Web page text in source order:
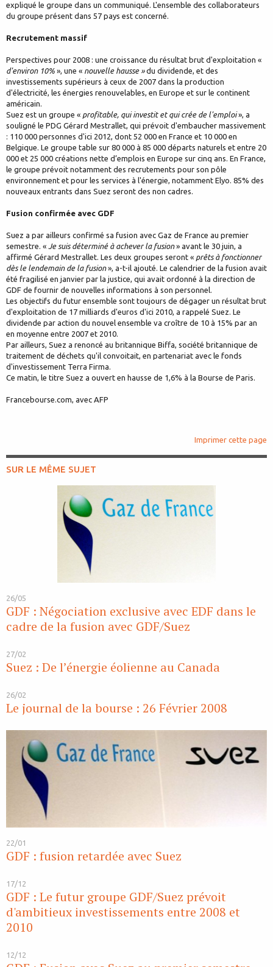
expliqué le groupe dans un communiqué. L'ensemble des collaborateurs
du groupe présent dans 57 pays est concerné.
Recrutement massif
Perspectives pour 2008 : une croissance du résultat brut d'exploitation «
d'environ 10% », une « nouvelle hausse »du dividende, et des
investissements supérieurs à ceux de 2007 dans la production
d'électricité, les énergies renouvelables, en Europe et sur le continent
américain.
Suez est un groupe « profitable, qui investit et qui crée de l'emploi», a
souligné le PDG Gérard Mestrallet, qui prévoit d'embaucher massivement
: 110 000 personnes d'ici 2012, dont 52 000 en France et 10 000 en
Belgique. Le groupe table sur 80 000 à 85 000 départs naturels et entre 20
000 et 25 000 créations nette d’emplois en Europe sur cinq ans. En France,
le groupe prévoit notamment des recrutements pour son pôle
environnement et pour les services à l'énergie, notamment Elyo. 85% des
nouveaux entrants dans Suez seront des non cadres.
Fusion confirmée avec GDF
Suez a par ailleurs confirmé sa fusion avec Gaz de France au premier
semestre. « Je suis déterminé à achever la fusion» avant le 30 juin, a
affirmé Gérard Mestrallet. Les deux groupes seront « prêts à fonctionner
dès le lendemain de la fusion», a-t-il ajouté. Le calendrier de la fusion avait
été fragilisé en janvier par la justice, qui avait ordonné à la direction de
GDF de fournir de nouvelles informations à son personnel.
Les objectifs du futur ensemble sont toujours de dégager un résultat brut
d'exploitation de 17 milliards d'euros d'ici 2010, a rappelé Suez. Le
dividende par action du nouvel ensemble va croître de 10 à 15% par an
en moyenne entre 2007 et 2010.
Par ailleurs, Suez a renoncé au britannique Biffa, société britannique de
traitement de déchets qu'il convoitait, en partenariat avec le fonds
d'investissement Terra Firma.
Ce matin, le titre Suez a ouvert en hausse de 1,6% à la Bourse de Paris.
Francebourse.com, avec AFP
Imprimer cette page
SUR LE MÊME SUJET
26/05
GDF : Négociation exclusive avec EDF dans le
cadre de la fusion avec GDF/Suez
27/02
Suez : De l’énergie éolienne au Canada
26/02
Le journal de la bourse : 26 Février 2008
22/01
GDF : fusion retardée avec Suez
17/12
GDF : Le futur groupe GDF/Suez prévoit
d'ambitieux investissements entre 2008 et
2010
12/12